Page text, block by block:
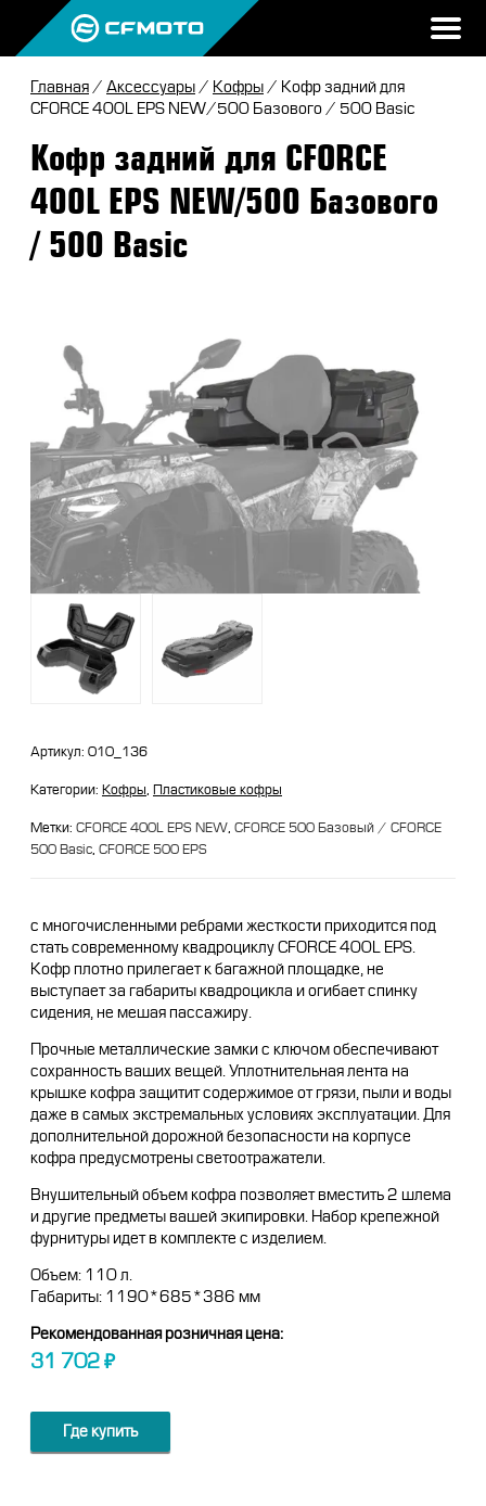
ПРОДУКЦИЯ
КВАДРОЦИКЛЫ
МОТОЦИКЛЫ
ЗАПЧАСТИ
МАСЛО
CFMOTO РЕКОМЕНДУЕТ
CFMOTO ФИНАНС
ЛИЗИНГ
СТАТЬ ПОСТАВЩИКОМ
МИР CFMOTO
О CFMOTO
ПУТЕШЕСТВИЯ
CFMOTO EXPERIENCE
CFMOTO Х СИМАЧЁВ
НОВОСТИ
ТЕСТ-ДРАЙВ CFMOTO
CFMOTO EXPERIENCE
CFMOTO TRAVEL
КВАДРОЦИКЛЫ
МОТОЦИКЛЫ
ВХОД
ДЛЯ ДИЛЕРОВ
Дилеры
Найти дилера
Стать дилером
Конфигуратор
Главная / Аксессуары / Кофры / Кофр задний для
CFORCE 400L EPS NEW/500 Базового / 500 Basic
Кофр задний для CFORCE
400L EPS NEW/500 Базового
/ 500 Basic
Артикул: 010_136
Категории: Кофры Пластиковые кофры
Метки: CFORCE 400L EPS NEW CFORCE 500 Базовый / CFORCE
500 Basic CFORCE 500 EPS
с многочисленными ребрами жесткости приходится под
стать современному квадроциклу CFORCE 400L EPS.
Кофр плотно прилегает к багажной площадке, не
выступает за габариты квадроцикла и огибает спинку
сидения, не мешая пассажиру.
Прочные металлические замки с ключом обеспечивают
сохранность ваших вещей. Уплотнительная лента на
крышке кофра защитит содержимое от грязи, пыли и воды
даже в самых экстремальных условиях эксплуатации. Для
дополнительной дорожной безопасности на корпусе
кофра предусмотрены светоотражатели.
Внушительный объем кофра позволяет вместить 2 шлема
и другие предметы вашей экипировки. Набор крепежной
фурнитуры идет в комплекте с изделием.
Объем: 110 л.
Габариты: 1190*685*386 мм
Рекомендованная розничная цена:
31 702₽
Где купить